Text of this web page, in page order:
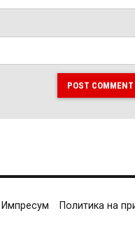
POST COMMENT
Импресум Политика на